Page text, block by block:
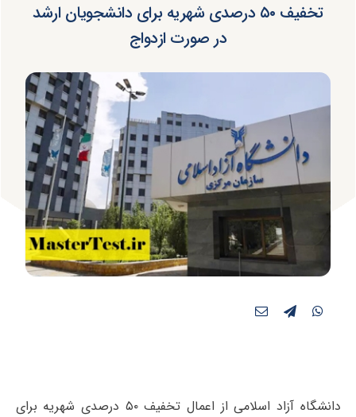
تخفیف ۵۰ درصدی شهریه برای دانشجویان ارشد
در صورت ازدواج
دانشگاه آزاد اسلامی از اعمال تخفیف ۵۰ درصدی شهریه برای